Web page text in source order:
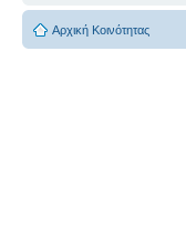
Αρχική Κοινότητας